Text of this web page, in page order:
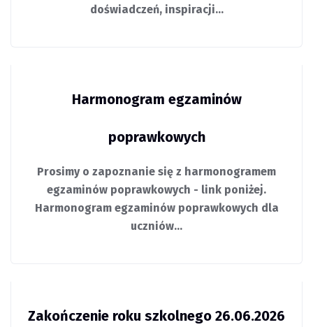
doświadczeń, inspiracji…
Harmonogram egzaminów
poprawkowych
Prosimy o zapoznanie się z harmonogramem
egzaminów poprawkowych - link poniżej.
Harmonogram egzaminów poprawkowych dla
uczniów…
Zakończenie roku szkolnego 26.06.2026